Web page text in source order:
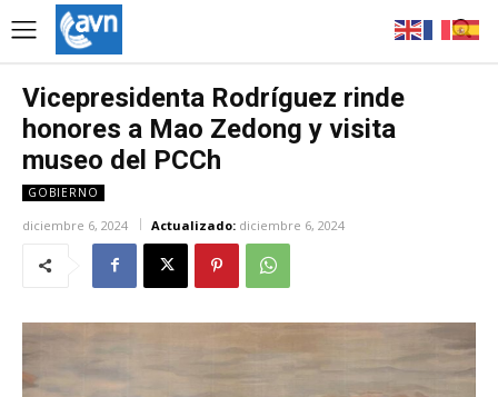
Vicepresidenta Rodríguez rinde
honores a Mao Zedong y visita
museo del PCCh
GOBIERNO
diciembre 6, 2024 Actualizado: diciembre 6, 2024